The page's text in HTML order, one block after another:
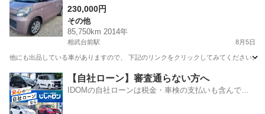
230,000円
その他
85,750km 2014年
相武台前駅 8月5日
他にも出品している車がありますので、 下記のリンクをクリックしてみてください。
神奈川 相模原市 相武台前駅 その他 フレア
【自社ローン】審査通らない方へ
IDOMの自社ローンは税金・車検の支払いも含んでい